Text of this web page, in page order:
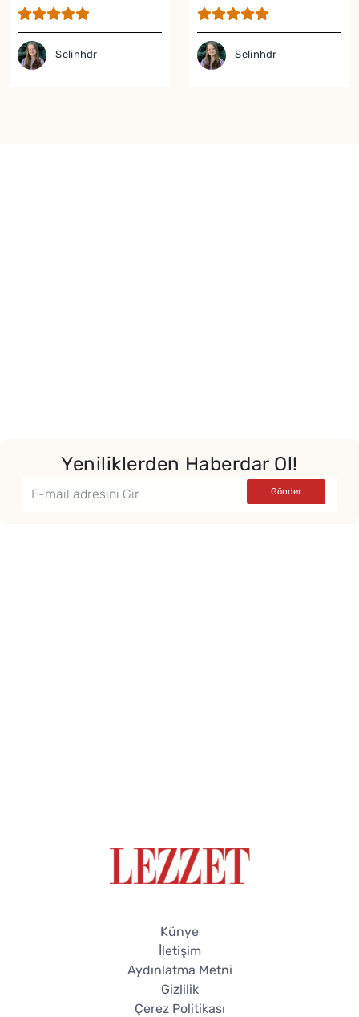
Selinhdr Selinhdr
Yeniliklerden Haberdar Ol!
Künye
İletişim
Aydınlatma Metni
Gizlilik
Çerez Politikası